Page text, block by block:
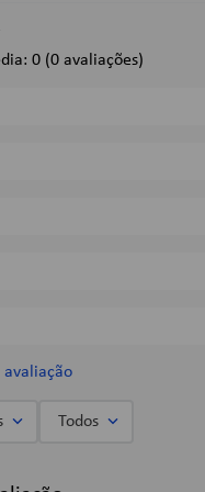
0 (0 avaliações)
avaliação
Todos